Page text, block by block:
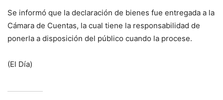
Se informó que la declaración de bienes fue entregada a la
Cámara de Cuentas, la cual tiene la responsabilidad de
ponerla a disposición del público cuando la procese.
(El Día)